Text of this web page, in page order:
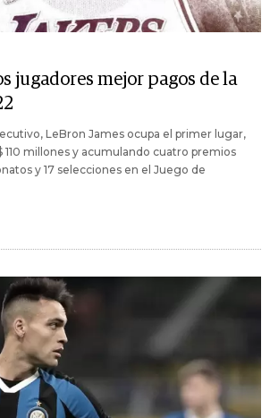
jugadores mejor pagos de la
LeBron James ocupa el primer lugar,
110 millones y acumulando cuatro premios
y 17 selecciones en el Juego de